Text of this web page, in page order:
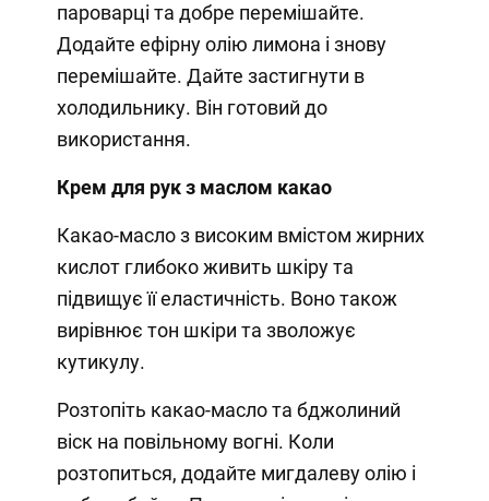
пароварці та добре перемішайте.
Додайте ефірну олію лимона і знову
перемішайте. Дайте застигнути в
холодильнику. Він готовий до
використання.
Крем для рук з маслом какао
Какао-масло з високим вмістом жирних
кислот глибоко живить шкіру та
підвищує її еластичність. Воно також
вирівнює тон шкіри та зволожує
кутикулу.
Розтопіть какао-масло та бджолиний
віск на повільному вогні. Коли
розтопиться, додайте мигдалеву олію і